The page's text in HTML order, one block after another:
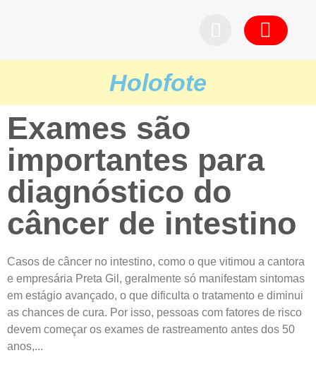
Holofote
Exames são
importantes para
diagnóstico do
câncer de intestino
Casos de câncer no intestino, como o que vitimou a cantora
e empresária Preta Gil, geralmente só manifestam sintomas
em estágio avançado, o que dificulta o tratamento e diminui
as chances de cura. Por isso, pessoas com fatores de risco
devem começar os exames de rastreamento antes dos 50
anos,...